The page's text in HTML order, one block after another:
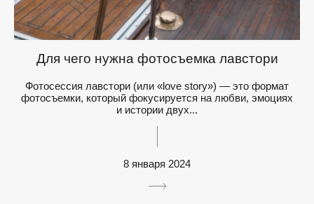
Для чего нужна фотосъемка лавстори
Фотосессия лавстори (или «love story») — это формат
фотосъемки, который фокусируется на любви, эмоциях
и истории двух...
8 января 2024